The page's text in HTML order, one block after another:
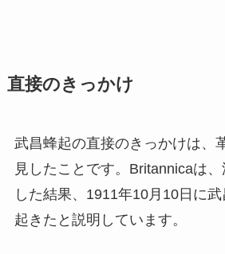
直接のきっかけ
武昌蜂起の直接のきっかけは、
見したことです。Britannicaは
した結果、1911年10月10日に
起きたと説明しています。